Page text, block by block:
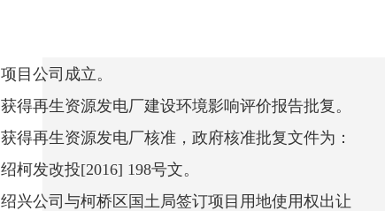
项目公司成立。
获得再生资源发电厂建设环境影响评价报告批复。
获得再生资源发电厂核准，政府核准批复文件为：
绍柯发改投[2016] 198号文。
绍兴公司与柯桥区国土局签订项目用地使用权出让